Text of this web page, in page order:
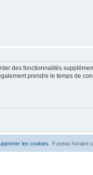
des fonctionnalités
prendre le temps de
Fuseau horaire
les cookies